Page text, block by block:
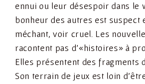
ennui ou leur désespoir dans le
bonheur des autres est suspect
méchant, voir cruel. Les
racontent pas d’«histoires» à
Elles présentent des fragments
Son terrain de jeux est loin